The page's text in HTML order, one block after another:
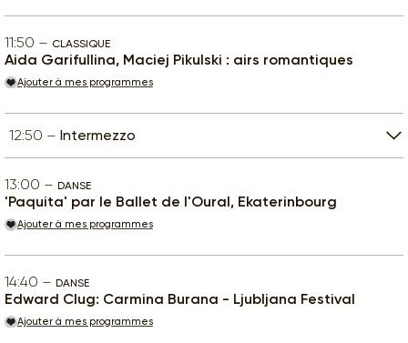
11:50 CLASSIQUE
Aida Garifullina, Maciej Pikulski : airs romantiques
Ajouter à mes programmes
12:50 Intermezzo
13:00 DANSE
'Paquita' par le Ballet de l'Oural, Ekaterinbourg
Ajouter à mes programmes
14:40 DANSE
Edward Clug: Carmina Burana - Ljubljana Festival
Ajouter à mes programmes